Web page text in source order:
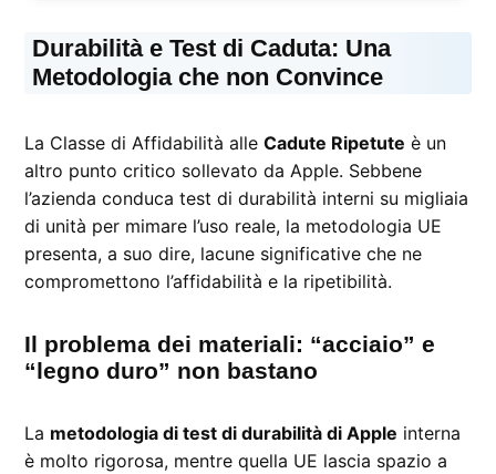
Durabilità e Test di Caduta: Una
Metodologia che non Convince
La Classe di Affidabilità alleCadute Ripetute è un
altro punto critico sollevato da Apple. Sebbene
l’azienda conduca test di durabilità interni su migliaia
di unità per mimare l’uso reale, la metodologia UE
presenta, a suo dire, lacune significative che ne
compromettono l’affidabilità e la ripetibilità.
Il problema dei materiali: “acciaio” e
“legno duro” non bastano
La metodologia di test di durabilità di Apple interna
è molto rigorosa, mentre quella UE lascia spazio a